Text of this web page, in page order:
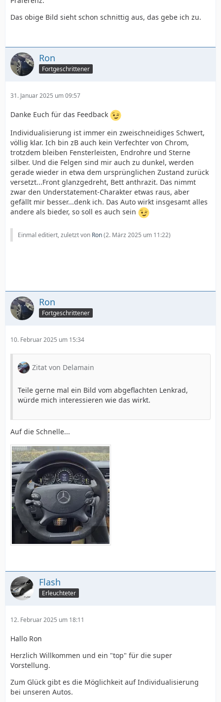
Das obige Bild sieht schon schnittig aus, das gebe ich zu.
Ron
Fortgeschrittener
31. Januar 2025 um 09:57
Danke Euch für das Feedback
Individualisierung ist immer ein zweischneidiges Schwert,
völlig klar. Ich bin zB auch kein Verfechter von Chrom,
trotzdem bleiben Fensterleisten, Endrohre und Sterne
silber. Und die Felgen sind mir auch zu dunkel, werden
gerade wieder in etwa dem ursprünglichen Zustand zurück
versetzt...Front glanzgedreht, Bett anthrazit. Das nimmt
zwar den Understatement-Charakter etwas raus, aber
gefällt mir besser...denk ich. Das Auto wirkt insgesamt alles
andere als bieder, so soll es auch sein
Einmal editiert, zuletzt von Ron(2. März 2025 um 11:22)
Ron
Fortgeschrittener
10. Februar 2025 um 15:34
Zitat von Delamain
Teile gerne mal ein Bild vom abgeflachten Lenkrad,
würde mich interessieren wie das wirkt.
Auf die Schnelle...
Flash
Erleuchteter
12. Februar 2025 um 18:11
Hallo Ron
Herzlich Willkommen und ein "top" für die super
Vorstellung.
Zum Glück gibt es die Möglichkeit auf Individualisierung
bei unseren Autos.